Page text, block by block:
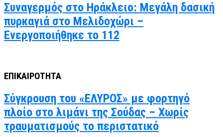
Συναγερμός στο Ηράκλειο: Μεγάλη δασική
πυρκαγιά στο Μελιδοχώρι –
Ενεργοποιήθηκε το 112
ΕΠΙΚΑΙΡΟΤΗΤΑ
Σύγκρουση του «ΕΛΥΡΟΣ» με φορτηγό
πλοίο στο λιμάνι της Σούδας – Χωρίς
τραυματισμούς το περιστατικό